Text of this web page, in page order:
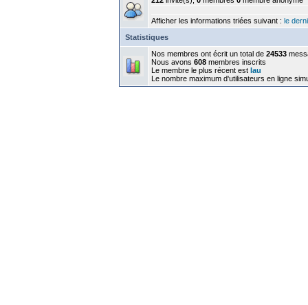
Afficher les informations triées suivant : le
Statistiques
Nos membres ont écrit un total de 24533
Nous avons 608 membres inscrits
Le membre le plus récent est lau
Le nombre maximum d'utilisateurs en ligne